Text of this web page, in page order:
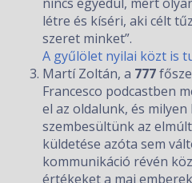
létre és kíséri, aki célt
szeret minket”.
A gyűlölet nyilai közt is
Martí Zoltán, a 777
Francesco podcastben
el az oldalunk, és
szembesültünk az
küldetése azóta sem
kommunikáció révén
értékeket a mai